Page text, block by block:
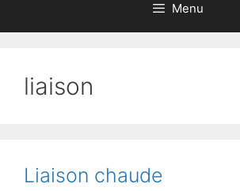
Menu
liaison
Liaison chaude